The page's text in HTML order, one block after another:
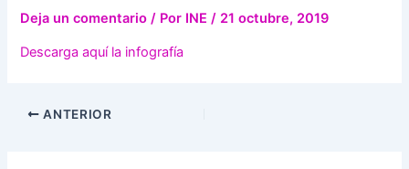
Deja un comentario / Por INE/ 21 octubre, 2019
Descarga aquí la infografía
ANTERIOR